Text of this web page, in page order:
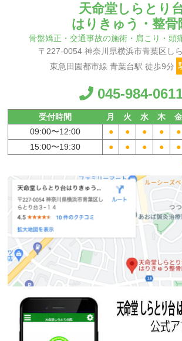
天命堂しらとり
はりきゅう・整骨
骨盤矯正・交通事故の施術・肩こり・頭
〒227-0054 神奈川県横浜市青葉区し
東急田園都市線 青葉台駅 徒歩9分
045-984-
受付時間 月 火 水 木 金
09:00〜12:00 ● ● ● ● ●
15:00〜19:30 ● ● ● ● ●